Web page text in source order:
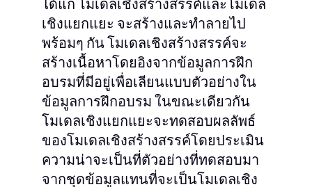
ได้แก่ โมเดลเชิงสร้างสรรค์และโมเดล
เชิงแยกแยะ จะสร้างและทำลายไป
พร้อมๆ กัน โมเดลเชิงสร้างสรรค์จะ
สร้างเนื้อหาโดยอิงจากข้อมูลการฝึก
อบรมที่มีอยู่เพื่อเลียนแบบตัวอย่างใน
ข้อมูลการฝึกอบรม ในขณะเดียวกัน
โมเดลเชิงแยกแยะจะทดสอบผลลัพธ์
ของโมเดลเชิงสร้างสรรค์โดยประเมิน
ความน่าจะเป็นที่ตัวอย่างที่ทดสอบมา
จากชุดข้อมูลแทนที่จะเป็นโมเดลเชิง